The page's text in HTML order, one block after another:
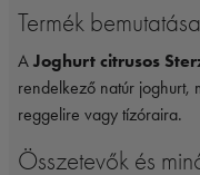
Termék bemutatása
A Joghurt citrusos
rendelkező natúr joghurt,
reggelire vagy tízóraira.
Összetevők és